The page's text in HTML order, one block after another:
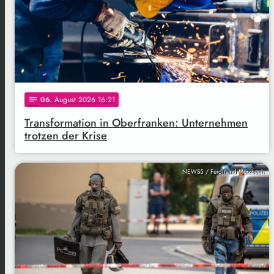
notes 06. August 2026 16:21
Transformation in Oberfranken: Unternehmen
trotzen der Krise
NEWS5 / Ferdinand Merzbach